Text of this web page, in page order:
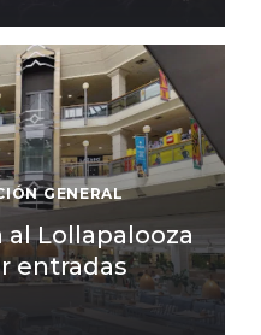
GENERAL
Lollapalooza
entradas